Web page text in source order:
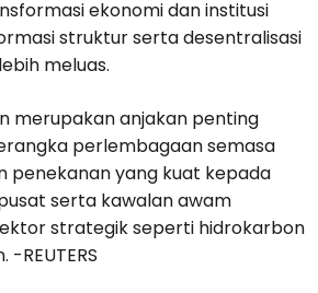
ekonomi dan institusi
struktur serta desentralisasi
meluas.
merupakan anjakan penting
perlembagaan semasa
penekanan yang kuat kepada
serta kawalan awam
strategik seperti hidrokarbon
REUTERS